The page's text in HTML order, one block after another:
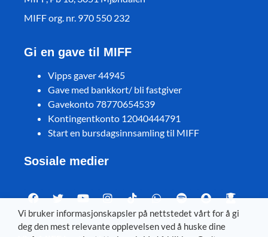
MIFF org. nr. 970 550 232
Gi en gave til MIFF
Vipps gaver 44945
Gave med bankkort/ bli fastgiver
Gavekonto 78770654539
Kontingentkonto 12040444791
Start en bursdagsinnsamling til MIFF
Sosiale medier
Vi bruker informasjonskapsler på nettstedet vårt for å gi
deg den mest relevante opplevelsen ved å huske dine